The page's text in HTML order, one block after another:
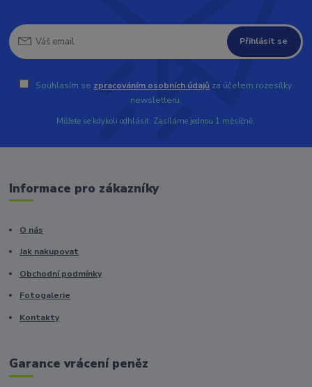
Přihlásit se
Souhlasím se zpracováním osobních údajů za účelem rozesílky
newsletteru.
Můžete se kdykoli odhlásit. Zasíláme jednou 1 měsíčně.
Informace pro zákazníky
O nás
Jak nakupovat
Obchodní podmínky
Fotogalerie
Kontakty
Garance vrácení peněz